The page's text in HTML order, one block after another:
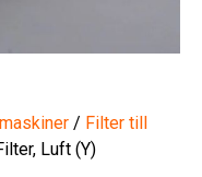
/ Filter till
Luft (Y)